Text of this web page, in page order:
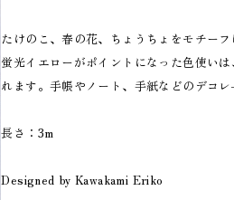
たけのこ、春の花、ちょうちょをモチーフ
蛍光イエローがポイントになった色使い
れます。手帳やノート、手紙などのデコ
長さ：3m
Designed by Kawakami Eriko